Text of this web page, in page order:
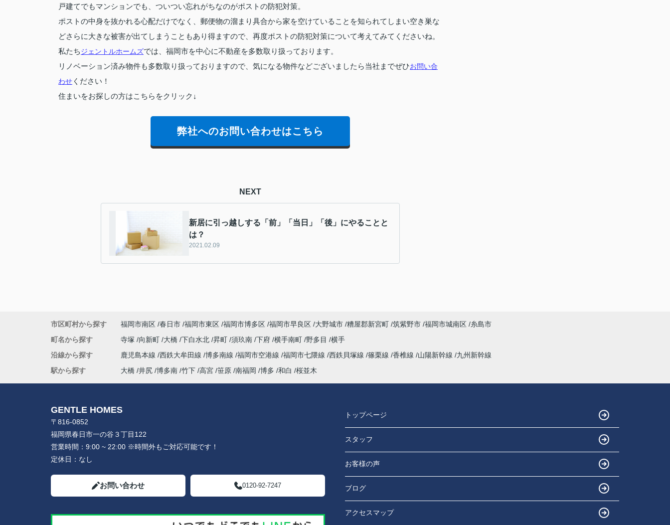
戸建てでもマンションでも、ついつい忘れがちなのがポストの防犯対策。
ポストの中身を抜かれる心配だけでなく、郵便物の溜まり具合から家を空けていることを知られてしまい空き巣な
どさらに大きな被害が出てしまうこともあり得ますので、再度ポストの防犯対策について考えてみてくださいね。
私たちジェントルホームズでは、福岡市を中心に不動産を多数取り扱っております。
リノベーション済み物件も多数取り扱っておりますので、気になる物件などございましたら当社までぜひお問い合
わせ ください！
住まいをお探しの方はこちらをクリック↓
弊社へのお問い合わせはこちら
NEXT
新居に引っ越しする「前」「当日」「後」にやることと
は？
2021.02.09
市区町村から探す 福岡市南区 春日市 福岡市東区 福岡市博多区 福岡市早良区 大野城市 糟屋郡新宮町 筑紫野市 福岡市城南区 糸島市
町名から探す
寺塚 向新町 大橋 下白水北 昇町 須玖南 下府 横手南町 野多目
横手
沿線から探す
鹿児島本線 西鉄大牟田線 博多南線 福岡市空港線 福岡市七隈線 西鉄貝塚線 篠栗線 香椎線 山陽新幹線
九州新幹線
駅から探す
大橋 井尻 博多南 竹下 高宮 笹原 南福岡 博多 和白 桜並木
GENTLE HOMES
〒816-0852
福岡県春日市一の谷３丁目122
営業時間： 9:00 ~ 22:00 ※時間外もご対応可能です！
定休日： なし
お問い合わせ 0120-92-7247
トップページ
スタッフ
お客様の声
ブログ
アクセスマップ